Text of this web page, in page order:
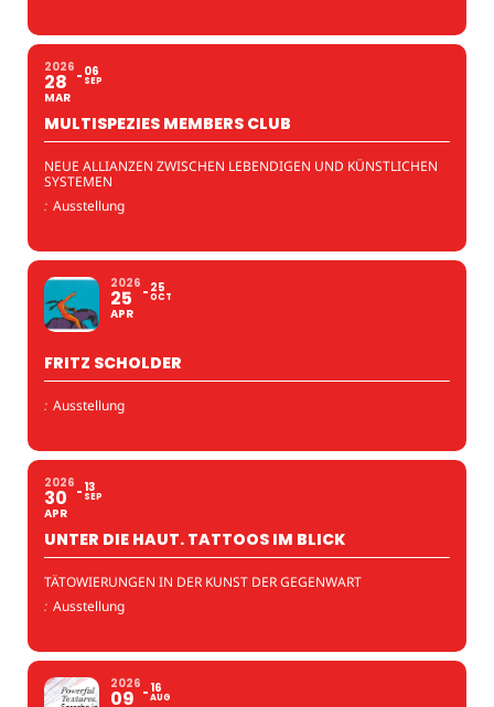
2026
28
MAR
06
SEP
MULTISPEZIES MEMBERS CLUB
NEUE ALLIANZEN ZWISCHEN LEBENDIGEN UND KÜNSTLICHEN
SYSTEMEN
: Ausstellung
2026
25
APR
25
OCT
FRITZ SCHOLDER
: Ausstellung
2026
30
APR
13
SEP
UNTER DIE HAUT. TATTOOS IM BLICK
TÄTOWIERUNGEN IN DER KUNST DER GEGENWART
: Ausstellung
2026
09 16
AUG